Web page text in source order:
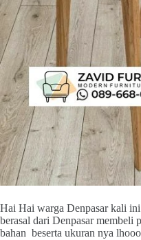
Hai Hai warga Denpasar kali
berasal dari Denpasar membeli
bahan beserta ukuran nya